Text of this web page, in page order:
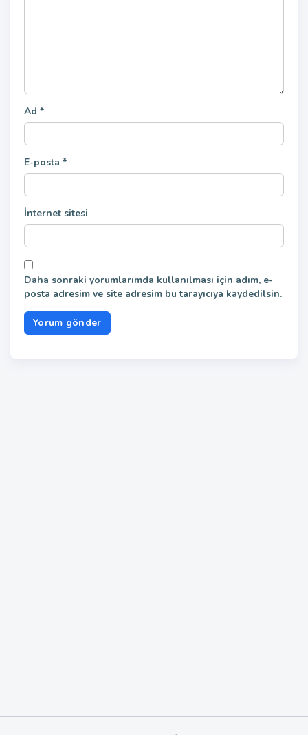
Ad *
E-posta *
İnternet sitesi
Daha sonraki yorumlarımda kullanılması için adım, e-
posta adresim ve site adresim bu tarayıcıya kaydedilsin.